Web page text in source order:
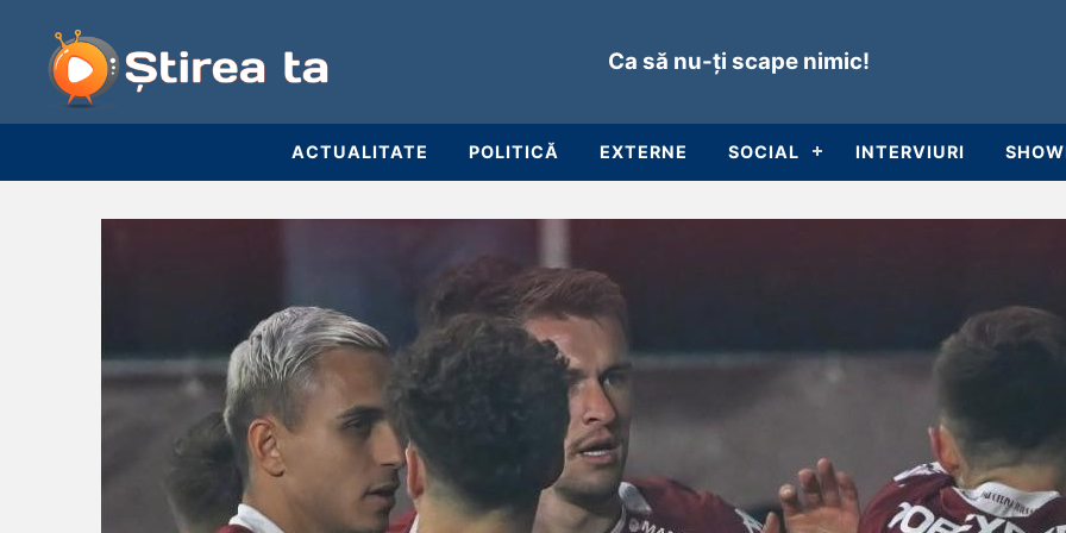
Ca să nu-ți scape nimic!
ACTUALITATE POLITICĂ EXTERNE SOCIAL INTERVIURI